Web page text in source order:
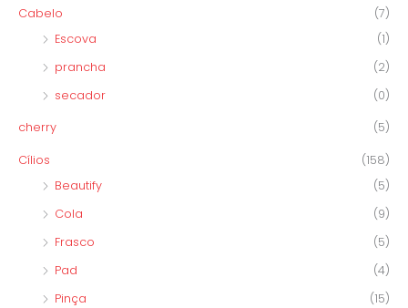
Cabelo
(7)
Escova
(1)
prancha
(2)
secador
(0)
cherry (5)
Cílios
(158)
Beautify
(5)
Cola
(9)
Frasco
(5)
Pad
(4)
Pinça
(15)